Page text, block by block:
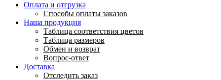
Оплата и отгрузка
Способы оплаты заказов
Наша продукция
Таблица соответствия цветов
Таблица размеров
Обмен и возврат
Вопрос-ответ
Доставка
Отследить заказ